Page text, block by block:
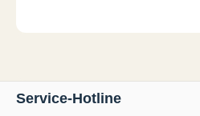
Service-Hotline